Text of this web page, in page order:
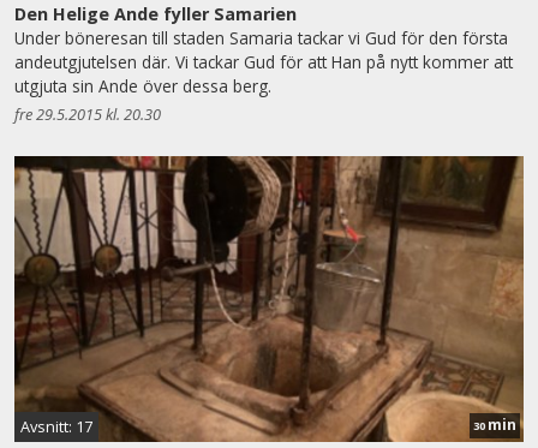
Den Helige Ande fyller Samarien
Under böneresan till staden Samaria tackar vi Gud för den första
andeutgjutelsen där. Vi tackar Gud för att Han på nytt kommer att
utgjuta sin Ande över dessa berg.
fre 29.5.2015 kl. 20.30
Avsnitt: 17 30 min